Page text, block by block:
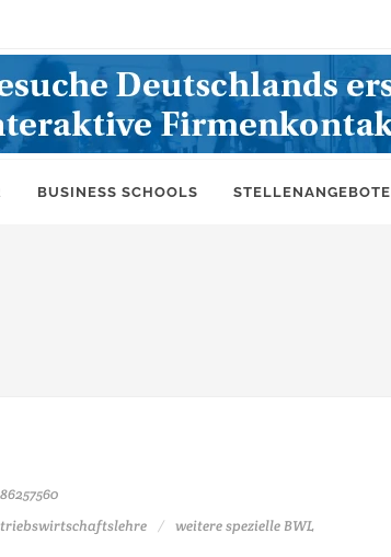
BUSINESS SCHOOLS STELLENANGEBOTE
weitere spezielle BWL